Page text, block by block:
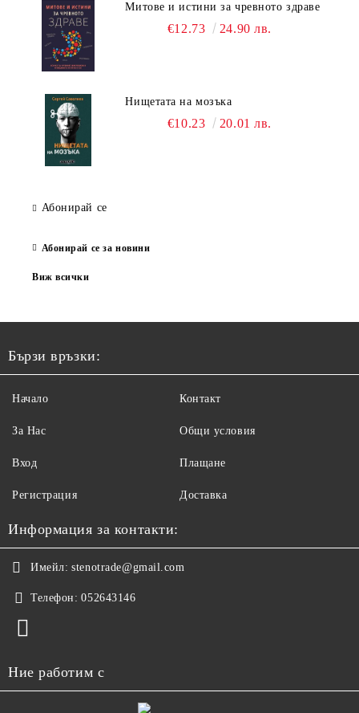
Митове и истини за чревното здраве
€12.73 24.90 лв.
Нищетата на мозъка
€10.23 20.01 лв.
Абонирай се
Абонирай се за новини
Виж всички
Бързи връзки:
Начало
За Нас
Вход
Регистрация
Контакт
Общи условия
Плащане
Доставка
Информация за контакти:
Имейл: stenotrade@gmail.com
Телефон: 052643146
Ние работим с